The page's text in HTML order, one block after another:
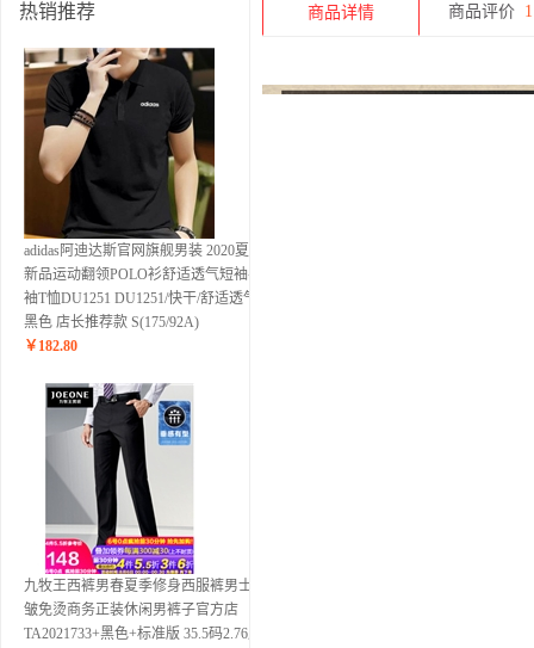
热销推荐
adidas阿迪达斯官网旗舰男装 2020夏季
新品运动翻领POLO衫舒适透气短袖半
袖T恤DU1251 DU1251/快干/舒适透气
黑色 店长推荐款 S(175/92A)
￥ 182.80
九牧王西裤男春夏季修身西服裤男士抗
皱免烫商务正装休闲男裤子官方店
TA2021733+黑色+标准版 35.5码2.76尺
商品详情 商品评价